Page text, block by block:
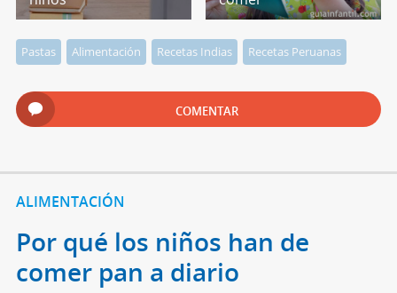
Pastas Alimentación Recetas Indias Recetas Peruanas
COMENTAR
ALIMENTACIÓN
Por qué los niños han de
comer pan a diario